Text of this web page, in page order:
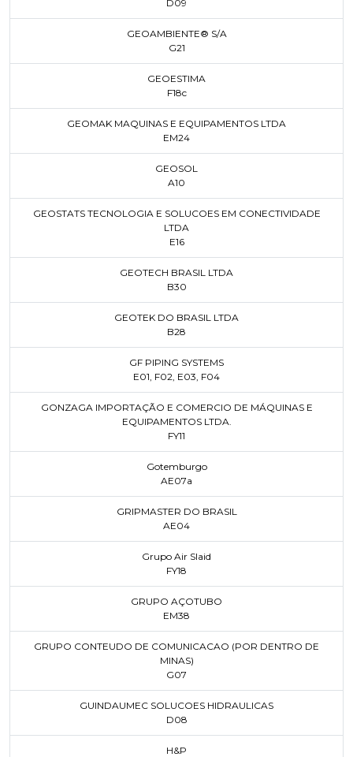
D09
GEOAMBIENTE® S/A
G21
GEOESTIMA
F18c
GEOMAK MAQUINAS E EQUIPAMENTOS LTDA
EM24
GEOSOL
A10
GEOSTATS TECNOLOGIA E SOLUCOES EM CONECTIVIDADE
LTDA
E16
GEOTECH BRASIL LTDA
B30
GEOTEK DO BRASIL LTDA
B28
GF PIPING SYSTEMS
E01, F02, E03, F04
GONZAGA IMPORTAÇÃO E COMERCIO DE MÁQUINAS E
EQUIPAMENTOS LTDA.
FY11
Gotemburgo
AE07a
GRIPMASTER DO BRASIL
AE04
Grupo Air Slaid
FY18
GRUPO AÇOTUBO
EM38
GRUPO CONTEUDO DE COMUNICACAO (POR DENTRO DE
MINAS)
G07
GUINDAUMEC SOLUCOES HIDRAULICAS
D08
H&P